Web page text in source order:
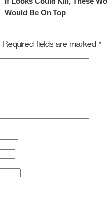
Required fields are marked *